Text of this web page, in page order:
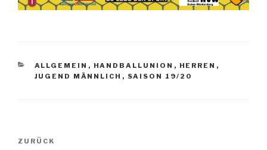
ALLGEMEIN , HANDBALLUNION , HERREN ,
JUGEND MÄNNLICH , SAISON 19/20
ZURÜCK